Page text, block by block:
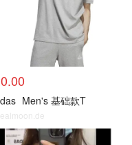
Men's 基础款T